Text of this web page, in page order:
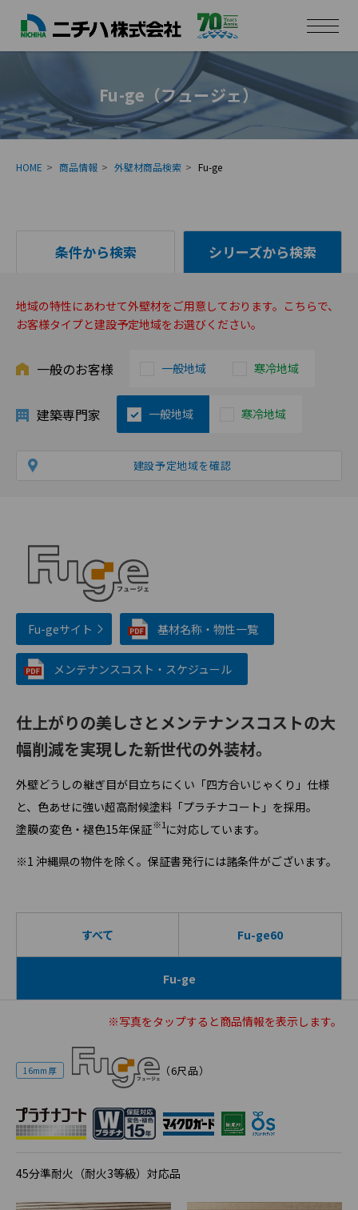
Fu-ge（フュージェ）
HOME 商品情報 外壁材商品検索 Fu-ge
条件から検索 シリーズから検索
地域の特性にあわせて外壁材をご用意しております。こちらで、
お客様タイプと建設予定地域をお選びください。
一般のお客様 一般地域 寒冷地域
建築専門家 一般地域 寒冷地域
建設予定地域を確認
Fu-geサイト 基材名称・物性一覧
メンテナンスコスト・スケジュール
仕上がりの美しさとメンテナンスコストの大
幅削減を実現した新世代の外装材。
外壁どうしの継ぎ目が目立ちにくい「四方合いじゃくり」仕様
と、色あせに強い超高耐候塗料「プラチナコート」を採用。
塗膜の変色・褪色15年保証※1に対応しています。
※1 沖縄県の物件を除く。保証書発行には諸条件がございます。
すべて Fu-ge60
Fu-ge
※写真をタップすると商品情報を表示します。
16mm 厚 （6尺品）
45分準耐火（耐火3等級）対応品